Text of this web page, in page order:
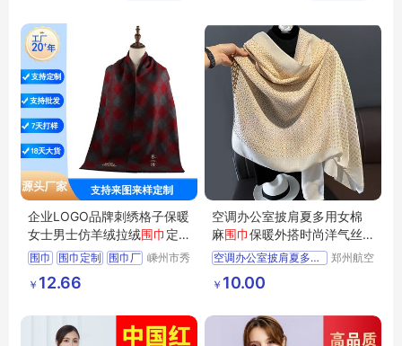
红色围巾
企业LOGO品牌刺绣格子保暖
女士男士仿羊绒拉绒围巾 定
制
围巾 围巾定制
围巾厂
拉绒围巾
嵊州市秀
￥ 12.66
空调办公室披肩夏多用女棉
麻围巾保暖外搭时尚洋气丝
巾防晒围巾
空调办公室披肩夏多用女棉麻围巾
郑州航空
￥ 10.00